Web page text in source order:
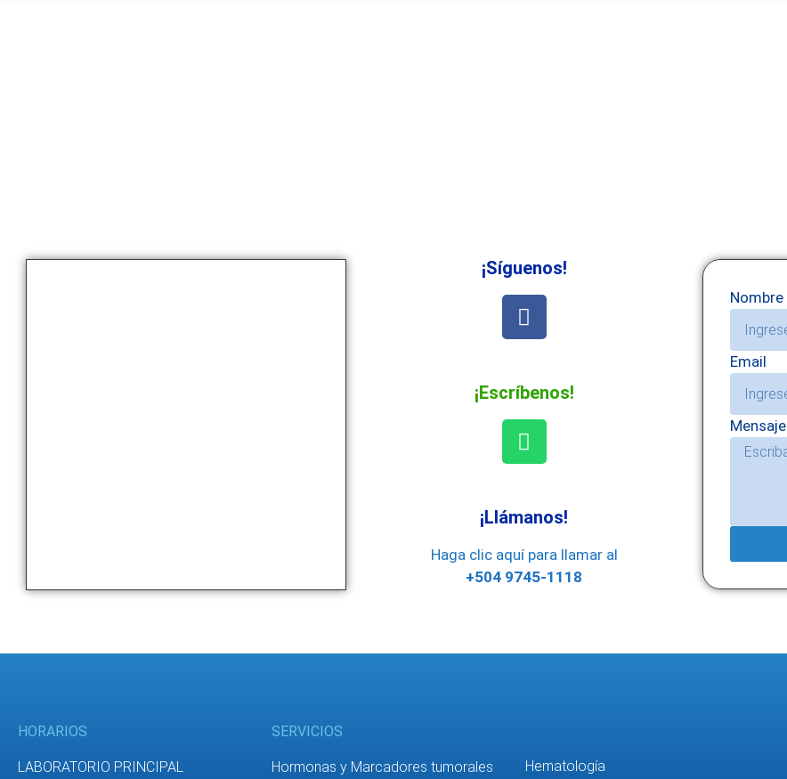
¡Síguenos!
¡Escríbenos!
¡Llámanos!
Haga clic aquí para llamar al
+504 9745-1118
Nombre
Email
Mensaje
HORARIOS
LABORATORIO PRINCIPAL
SERVICIOS
Hormonas y Marcadores tumorales Hematología